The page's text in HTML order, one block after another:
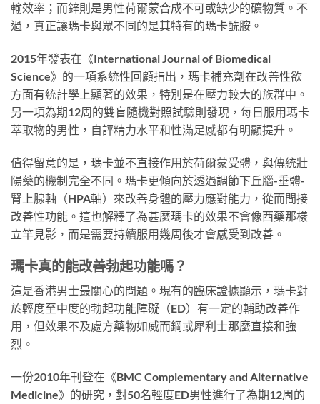
輸效率；而鋅則是男性荷爾蒙合成不可或缺少的礦物質。不
過，真正讓瑪卡與眾不同的是其特有的瑪卡酰胺。
2015年發表在《International Journal of Biomedical
Science》的一項系統性回顧指出，瑪卡補充劑在改善性欲
方面有統計學上顯著的效果，特別是在壓力較大的族群中。
另一項為期12周的雙盲隨機對照試驗則發現，每日服用瑪卡
萃取物的男性，自評精力水平和性滿足感都有明顯提升。
值得留意的是，瑪卡並不直接作用於荷爾蒙受體，與傳統壯
陽藥的機制完全不同。瑪卡更傾向於透過調節下丘腦-垂體-
腎上腺軸（HPA軸）來改善身體的壓力應對能力，從而間接
改善性功能。這也解釋了為甚麼瑪卡的效果不會像西藥那樣
立竿見影，而是需要持續服用幾周後才會感受到改善。
瑪卡真的能改善勃起功能嗎？
這是香港男士最關心的問題。現有的臨床證據顯示，瑪卡對
於輕度至中度的勃起功能障礙（ED）有一定的輔助改善作
用，但效果不及處方藥物如威而鋼或犀利士那麼直接和強
烈。
一份2010年刊登在《BMC Complementary and Alternative
Medicine》的研究，對50名輕度ED男性進行了為期12周的